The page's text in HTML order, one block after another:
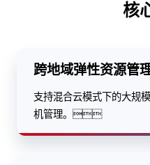
核
跨地域弹性资源管
支持混合云模式下的大规
机管理。